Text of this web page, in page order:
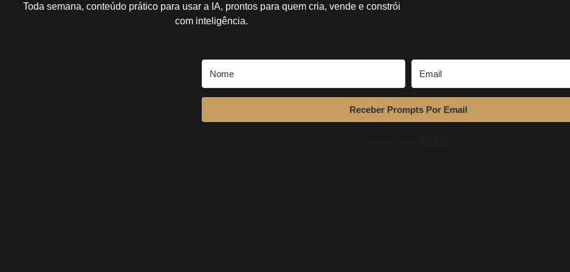
Toda semana, conteúdo prático para usar a IA, prontos para quem cria, vende e constrói
com inteligência.
Receber Prompts Por Email